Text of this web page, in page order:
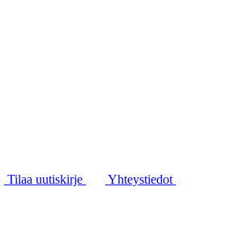
Tilaa uutiskirje Yhteystiedot